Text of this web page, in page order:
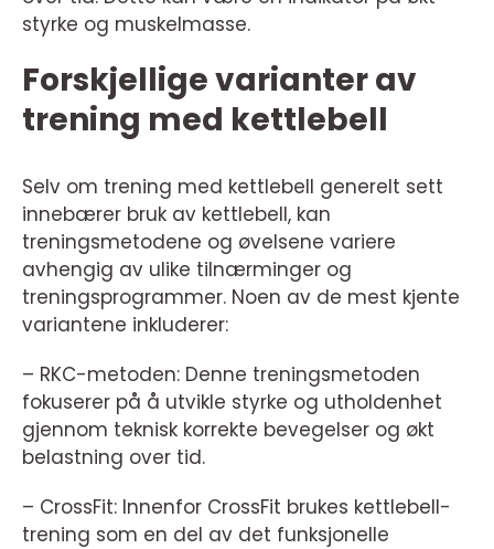
styrke og muskelmasse.
Forskjellige varianter av
trening med kettlebell
Selv om trening med kettlebell generelt sett
innebærer bruk av kettlebell, kan
treningsmetodene og øvelsene variere
avhengig av ulike tilnærminger og
treningsprogrammer. Noen av de mest kjente
variantene inkluderer:
– RKC-metoden: Denne treningsmetoden
fokuserer på å utvikle styrke og utholdenhet
gjennom teknisk korrekte bevegelser og økt
belastning over tid.
– CrossFit: Innenfor CrossFit brukes kettlebell-
trening som en del av det funksjonelle